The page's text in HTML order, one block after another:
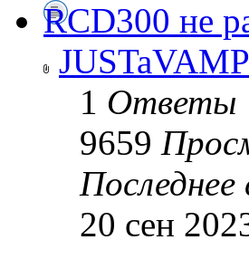
RCD300 не
1 Ответы
9659
20 сен